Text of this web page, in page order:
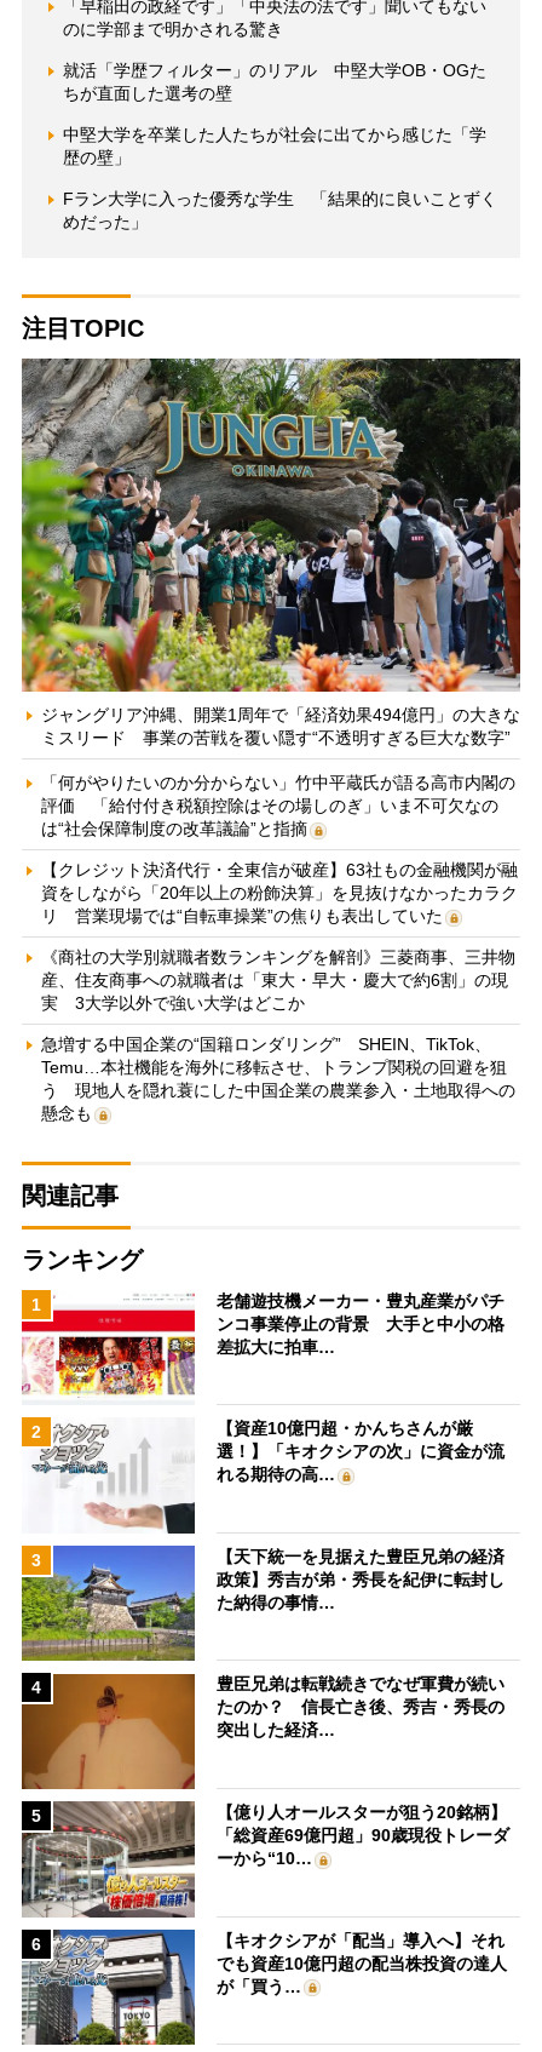
「早稲田の政経です」「中央法の法です」聞いてもない
のに学部まで明かされる驚き
就活「学歴フィルター」のリアル 中堅大学OB・OGた
ちが直面した選考の壁
中堅大学を卒業した人たちが社会に出てから感じた「学
歴の壁」
Fラン大学に入った優秀な学生 「結果的に良いことずく
めだった」
注目TOPIC
ジャングリア沖縄、開業1周年で「経済効果494億円」の大きな
ミスリード 事業の苦戦を覆い隠す“不透明すぎる巨大な数字”
「何がやりたいのか分からない」竹中平蔵氏が語る高市内閣の
評価 「給付付き税額控除はその場しのぎ」いま不可欠なの
は“社会保障制度の改革議論”と指摘
【クレジット決済代行・全東信が破産】63社もの金融機関が融
資をしながら「20年以上の粉飾決算」を見抜けなかったカラク
リ 営業現場では“自転車操業”の焦りも表出していた
《商社の大学別就職者数ランキングを解剖》三菱商事、三井物
産、住友商事への就職者は「東大・早大・慶大で約6割」の現
実 3大学以外で強い大学はどこか
急増する中国企業の“国籍ロンダリング” SHEIN、TikTok、
Temu…本社機能を海外に移転させ、トランプ関税の回避を狙
う 現地人を隠れ蓑にした中国企業の農業参入・土地取得への
懸念も
関連記事
ランキング
1
老舗遊技機メーカー・豊丸産業がパチ
ンコ事業停止の背景 大手と中小の格
差拡大に拍車…
2
【資産10億円超・かんちさんが厳
選！】「キオクシアの次」に資金が流
れる期待の高…
3
【天下統一を見据えた豊臣兄弟の経済
政策】秀吉が弟・秀長を紀伊に転封し
た納得の事情…
4
豊臣兄弟は転戦続きでなぜ軍費が続い
たのか？ 信長亡き後、秀吉・秀長の
突出した経済…
5
【億り人オールスターが狙う20銘柄】
「総資産69億円超」90歳現役トレーダ
ーから“10…
6
【キオクシアが「配当」導入へ】それ
でも資産10億円超の配当株投資の達人
が「買う…